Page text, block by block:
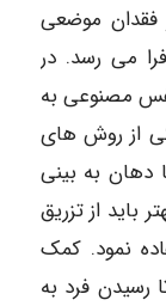
فقدان موضعی
می رسد. در
مصنوعی به
از روش های
به بینی
باید از تزریق
نمود. کمک
رسیدن فرد به